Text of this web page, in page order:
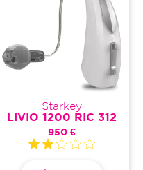
Starkey
LIVIO 1200 RIC 312
950 €